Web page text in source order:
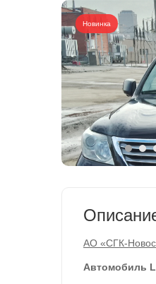
Новинка
АО «СГК-
Автомобиль